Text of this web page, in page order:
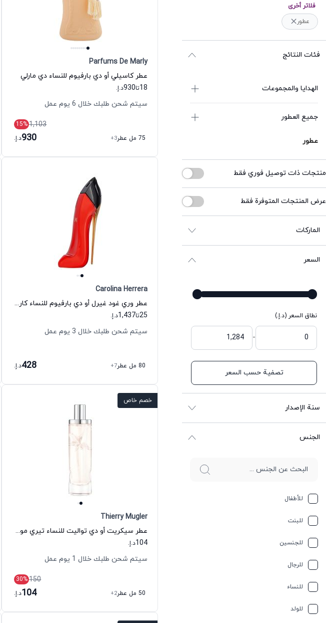
فلاتر أخرى
عطور
فئات النتائج
الهدايا والمجموعات
جميع العطور
عطور
منتجات ذات توصيل فوري فقط
عرض المنتجات المتوفرة فقط
الماركات
السعر
نطاق السعر (د.إ.)
-
تصفية حسب السعر
سنة الإصدار
الجنس
للأطفال
للبنت
للجنسين
للرجال
للنساء
للولد
Parfums De Marly
عطر كاسيلي أو دي بارفيوم للنساء دي مارلي
18تا930د.إ.
سيتم شحن طلبك خلال 6 يوم عمل
1,103
15%
75 مل عطر
+3
930د.إ.
Carolina Herrera
عطر وري غود غيرل أو دي بارفيوم للنساء كارولينا هيريرا
25تا1,437د.إ.
سيتم شحن طلبك خلال 3 يوم عمل
80 مل عطر +7
428د.إ.
خصم خاص
Thierry Mugler
عطر سيكريت أو دي تواليت للنساء تيري موغلر
104د.إ.
سيتم شحن طلبك خلال 1 يوم عمل
150
30%
50 مل عطر
+2
104د.إ.